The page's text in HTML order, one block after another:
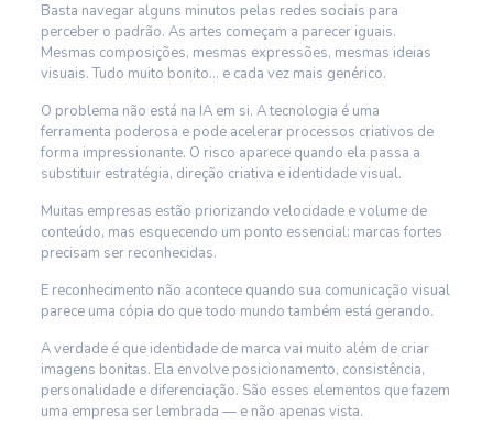
Basta navegar alguns minutos pelas redes sociais para
perceber o padrão. As artes começam a parecer iguais.
Mesmas composições, mesmas expressões, mesmas ideias
visuais. Tudo muito bonito… e cada vez mais genérico.
O problema não está na IA em si. A tecnologia é uma
ferramenta poderosa e pode acelerar processos criativos de
forma impressionante. O risco aparece quando ela passa a
substituir estratégia, direção criativa e identidade visual.
Muitas empresas estão priorizando velocidade e volume de
conteúdo, mas esquecendo um ponto essencial: marcas fortes
precisam ser reconhecidas.
E reconhecimento não acontece quando sua comunicação visual
parece uma cópia do que todo mundo também está gerando.
A verdade é que identidade de marca vai muito além de criar
imagens bonitas. Ela envolve posicionamento, consistência,
personalidade e diferenciação. São esses elementos que fazem
uma empresa ser lembrada — e não apenas vista.